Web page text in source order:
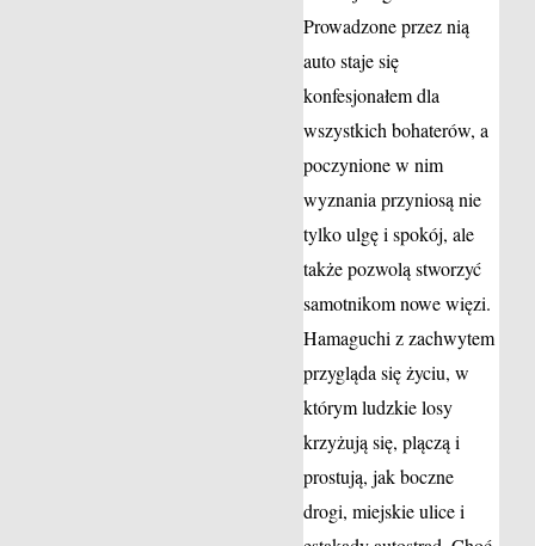
Prowadzone przez nią
auto staje się
konfesjonałem dla
wszystkich bohaterów, a
poczynione w nim
wyznania przyniosą nie
tylko ulgę i spokój, ale
także pozwolą stworzyć
samotnikom nowe więzi.
Hamaguchi z zachwytem
przygląda się życiu, w
którym ludzkie losy
krzyżują się, plączą i
prostują, jak boczne
drogi, miejskie ulice i